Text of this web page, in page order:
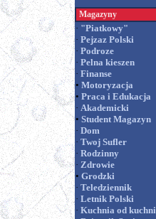
Magazyny
· "Piatkowy"
· Pejzaz Polski
· Podroze
· Pelna kieszen
· Finanse
• Motoryzacja
• Praca i Edukacja
· Akademicki
• Student Magazyn
· Dom
· Twoj Sufler
· Rodzinny
· Zdrowie
• Grodzki
· Teledziennik
· Letnik Polski
· Kuchnia od kuchni